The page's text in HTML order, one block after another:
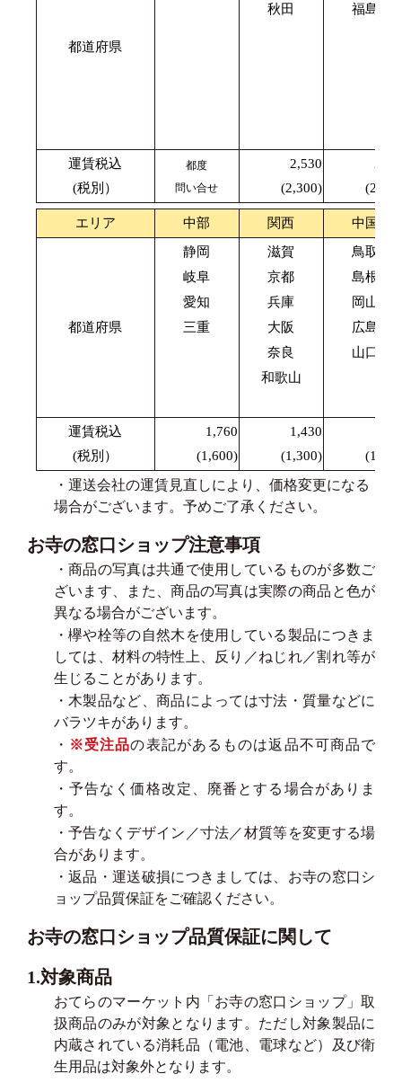
都道府県
秋田
福島
運賃税込
(税別）
都度
問い合せ
2,530
(2,300)
エリア 中部 関西 中国
都道府県
静岡
岐阜
愛知
三重
滋賀
京都
兵庫
大阪
奈良
和歌山
鳥取
島根
岡山
広島
山口
運賃税込
(税別）
1,760
(1,600)
1,430
(1,300)
・運送会社の運賃見直しにより、価格変更になる
場合がございます。予めご了承ください。
お寺の窓口ショップ注意事項
・商品の写真は共通で使用しているものが多数ご
ざいます、また、商品の写真は実際の商品と色が
異なる場合がございます。
・欅や栓等の自然木を使用している製品につきま
しては、材料の特性上、反り／ねじれ／割れ等が
生じることがあります。
・木製品など、商品によっては寸法・質量などに
バラツキがあります。
・ ※受注品の表記があるものは返品不可商品で
す。
・予告なく価格改定、廃番とする場合がありま
す。
・予告なくデザイン／寸法／材質等を変更する場
合があります。
・返品・運送破損につきましては、お寺の窓口シ
ョップ品質保証をご確認ください。
お寺の窓口ショップ品質保証に関して
1.対象商品
おてらのマーケット内「お寺の窓口ショップ」取
扱商品のみが対象となります。ただし対象製品に
内蔵されている消耗品（電池、電球など）及び衛
生用品は対象外となります。